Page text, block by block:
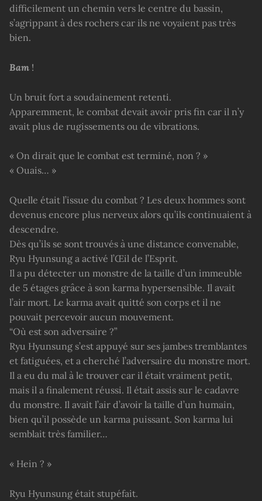
difficilement un chemin vers le centre du bassin,
s’agrippant à des rochers car ils ne voyaient pas très
bien.
Bam !
Un bruit fort a soudainement retenti.
Apparemment, le combat devait avoir pris fin car il n’y
avait plus de rugissements ou de vibrations.
« On dirait que le combat est terminé, non ? »
« Ouais… »
Quelle était l’issue du combat ? Les deux hommes sont
devenus encore plus nerveux alors qu’ils continuaient à
descendre.
Dès qu’ils se sont trouvés à une distance convenable,
Ryu Hyunsung a activé l’Œil de l’Esprit.
Il a pu détecter un monstre de la taille d’un immeuble
de 5 étages grâce à son karma hypersensible. Il avait
l’air mort. Le karma avait quitté son corps et il ne
pouvait percevoir aucun mouvement.
“Où est son adversaire ?”
Ryu Hyunsung s’est appuyé sur ses jambes tremblantes
et fatiguées, et a cherché l’adversaire du monstre mort.
Il a eu du mal à le trouver car il était vraiment petit,
mais il a finalement réussi. Il était assis sur le cadavre
du monstre. Il avait l’air d’avoir la taille d’un humain,
bien qu’il possède un karma puissant. Son karma lui
semblait très familier…
« Hein ? »
Ryu Hyunsung était stupéfait.